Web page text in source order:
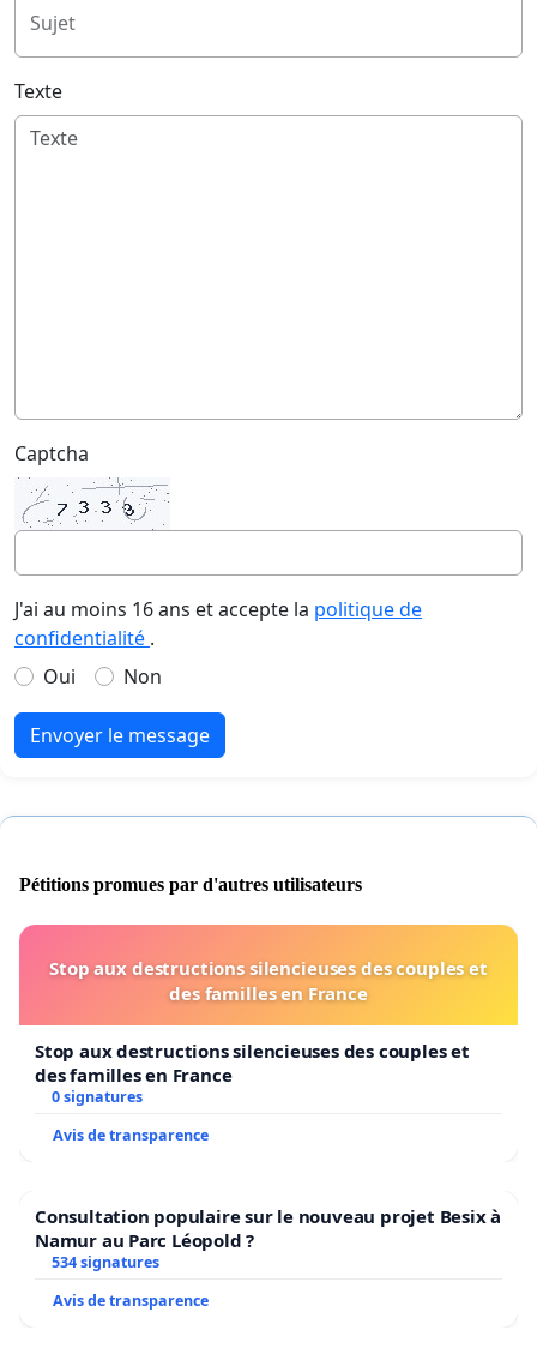
Sujet
Texte
Captcha
J'ai au moins 16 ans et accepte la politique de
confidentialité .
Oui
Non
Envoyer le message
Pétitions promues par d'autres utilisateurs
Stop aux destructions silencieuses des couples et
des familles en France
Stop aux destructions silencieuses des couples et
des familles en France
0 signatures
Avis de transparence
Consultation populaire sur le nouveau projet Besix à
Namur au Parc Léopold ?
534 signatures
Avis de transparence